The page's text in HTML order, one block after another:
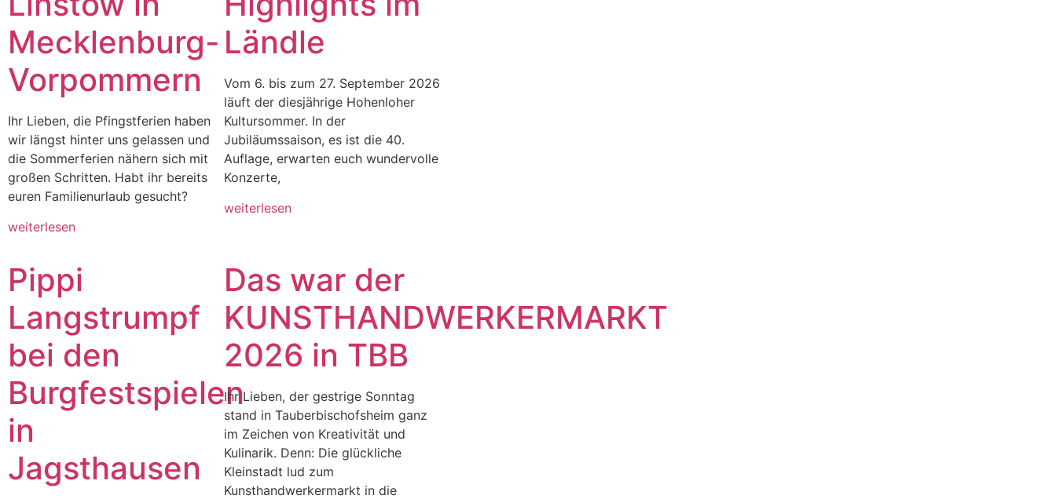
Mecklenburg-
Vorpommern
Ihr Lieben, die Pfingstferien haben
wir längst hinter uns gelassen und
die Sommerferien nähern sich mit
großen Schritten. Habt ihr bereits
euren Familienurlaub gesucht?
weiterlesen
Ländle
Vom 6. bis zum 27. September 2026
läuft der diesjährige Hohenloher
Kultursommer. In der
Jubiläumssaison, es ist die 40.
Auflage, erwarten euch wundervolle
Konzerte,
weiterlesen
Pippi
Langstrumpf
bei den
Burgfestspielen
in
Jagsthausen
Das war der
KUNSTHANDWERKERMARKT
2026 in TBB
Ihr Lieben, der gestrige Sonntag
stand in Tauberbischofsheim ganz
im Zeichen von Kreativität und
Kulinarik. Denn: Die glückliche
Kleinstadt lud zum
Kunsthandwerkermarkt in die